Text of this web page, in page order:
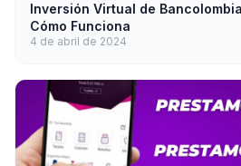
Inversión Virtual de
Cómo Funciona
4 de abril de 2024